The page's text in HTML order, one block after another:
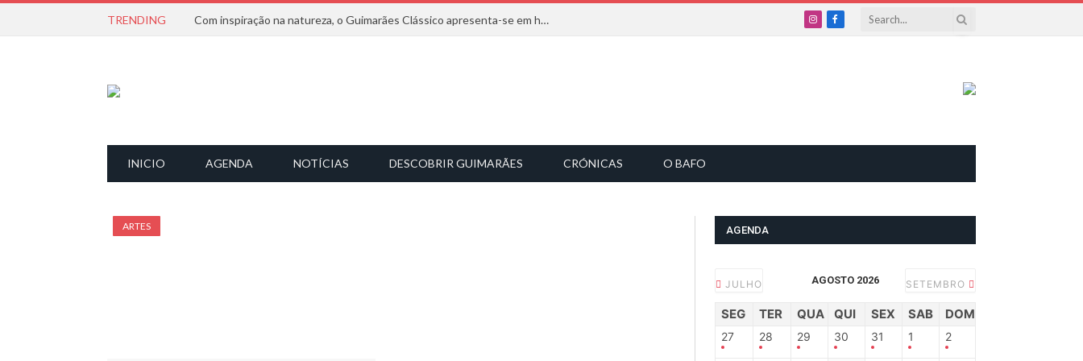
TRENDING Com inspiração na natureza, o Guimarães Clássico apresenta-se em harmonia musical
InstagramFacebook
INICIO AGENDA NOTÍCIAS DESCOBRIR GUIMARÃES CRÓNICAS O BAFO
ARTES AGENDA
JULHO AGOSTO 2026 SETEMBRO
SEG TER QUA QUI SEX SAB DOM
27 28 29 30 31 1 2